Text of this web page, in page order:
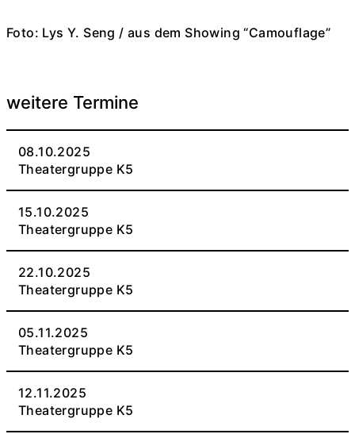
Foto: Lys Y. Seng / aus dem Showing “Camouflage”
weitere Termine
08.10.2025
Theatergruppe K5
15.10.2025
Theatergruppe K5
22.10.2025
Theatergruppe K5
05.11.2025
Theatergruppe K5
12.11.2025
Theatergruppe K5